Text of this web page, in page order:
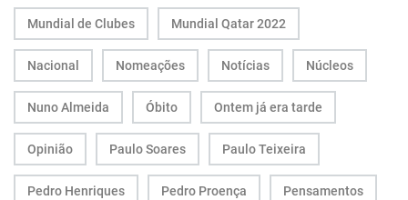
Mundial de Clubes Mundial Qatar 2022
Nacional Nomeações Notícias Núcleos
Nuno Almeida Óbito Ontem já era tarde
Opinião Paulo Soares Paulo Teixeira
Pedro Henriques Pedro Proença Pensamentos